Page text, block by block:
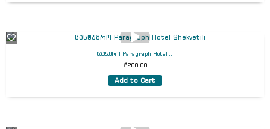
სასტუმრო Paragraph Hotel...
₾200.00
Add to Cart